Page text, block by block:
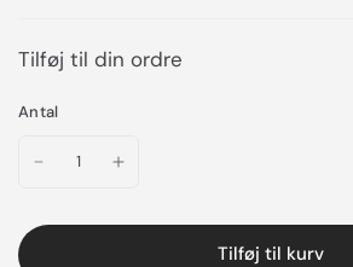
Tilføj til din ordre
Antal
Tilføj til kurv